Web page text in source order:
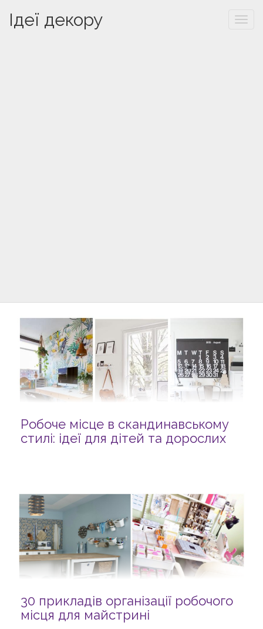
Ідеї декору
Робоче місце в скандинавському
стилі: ідеї для дітей та дорослих
30 прикладів організації робочого
місця для майстрині